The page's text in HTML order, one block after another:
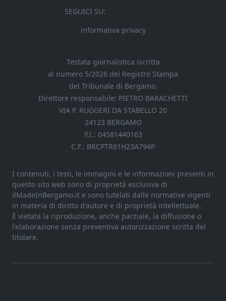
SEGUICI SU:
informativa privacy
Testata giornalistica iscritta
al numero 5/2026 del Registro Stampa
del Tribunale di Bergamo.
Direttore responsabile: PIETRO BARACHETTI
VIA P. RUGGERI DA STABELLO 20
24123 BERGAMO
P.I.: 04581440163
C.F.: BRCPTR61H23A794P
I contenuti, i testi, le immagini e le informazioni presenti in
questo sito web sono di proprietà esclusiva di
ilMadeInBergamo.it e sono tutelati dalle normative vigenti
in materia di diritto d'autore e di proprietà intellettuale.
È vietata la riproduzione, anche parziale, la diffusione o
l'elaborazione senza preventiva autorizzazione scritta del
titolare.